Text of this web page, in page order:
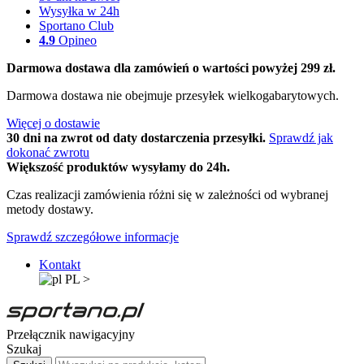
Wysyłka w 24h
Sportano Club
4.9 Opineo
Darmowa dostawa dla zamówień o wartości powyżej 299 zł.
Darmowa dostawa nie obejmuje przesyłek wielkogabarytowych.
Więcej o dostawie
30 dni na zwrot od daty dostarczenia przesyłki. Sprawdź jak
dokonać zwrotu
Większość produktów wysyłamy do 24h.
Czas realizacji zamówienia różni się w zależności od wybranej
metody dostawy.
Sprawdź szczegółowe informacje
Kontakt
PL >
Przełącznik nawigacyjny
Szukaj